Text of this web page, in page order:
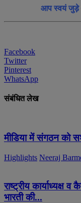
आप स्वयं जुड़े
Facebook
Twitter
Pinterest
WhatsApp
संबंधित लेख
मीडिया में संगठन को
Highlights Neeraj
राष्ट्रीय कार्याध्यक्ष
भारती की...